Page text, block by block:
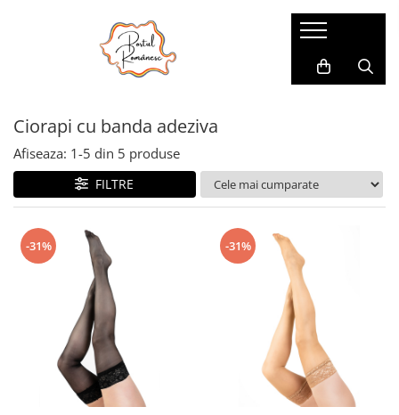
Pijamale Dama Marimi Mari
Halate
Pijamale Baieti
Pijamale Fetite
Imbracaminte copii
Imbracaminte Baieti
Ciorapi cu banda adeziva
Afiseaza: 1-5 din 5 produse
FILTRE
-31% -31%